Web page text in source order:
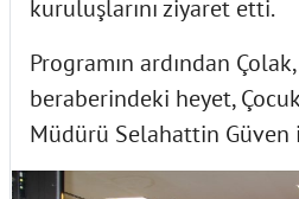
kuruluşlarını ziyaret etti.
Programın ardından
beraberindeki heyet,
Müdürü Selahattin